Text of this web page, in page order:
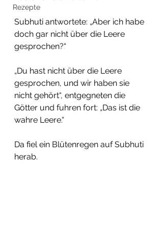
Rezepte
Subhuti antwortete: „Aber ich habe
doch gar nicht über die Leere
gesprochen?“
„Du hast nicht über die Leere
gesprochen, und wir haben sie
nicht gehört“, entgegneten die
Götter und fuhren fort: „Das ist die
wahre Leere.“
Da fiel ein Blütenregen auf Subhuti
herab.